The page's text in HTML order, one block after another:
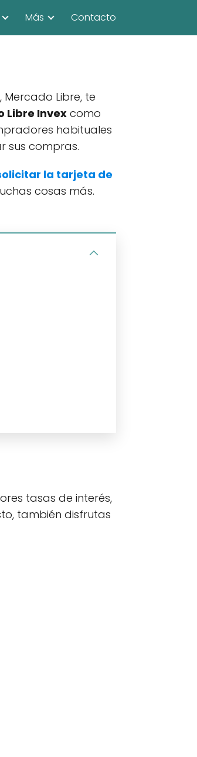
Más Contacto
Libre, te
Libre Invex como
habituales
sus compras.
la tarjeta de
cosas más.
tasas de interés,
también disfrutas